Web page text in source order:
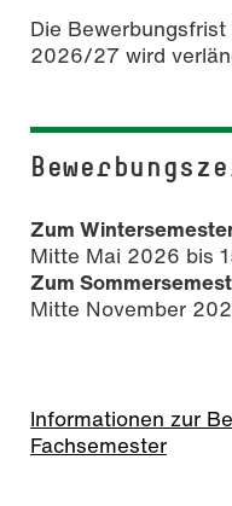
Die
2026/27 wird
Zum
Mitte Mai 2026 bis
Zum
Mitte November
Informationen zur
Fachsemester